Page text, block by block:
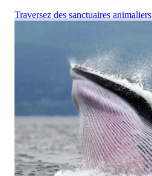
Traversez des sanctuaires animaliers